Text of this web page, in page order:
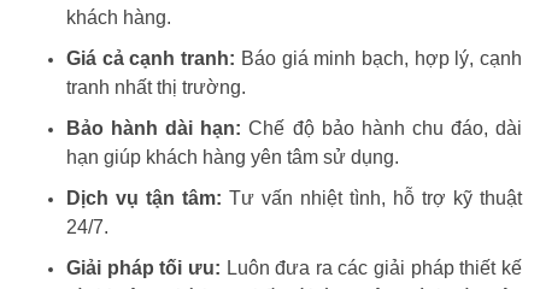
khách hàng.
Giá cả cạnh tranh: Báo giá minh bạch, hợp lý, cạnh
tranh nhất thị trường.
Bảo hành dài hạn: Chế độ bảo hành chu đáo, dài
hạn giúp khách hàng yên tâm sử dụng.
Dịch vụ tận tâm: Tư vấn nhiệt tình, hỗ trợ kỹ thuật
24/7.
Giải pháp tối ưu: Luôn đưa ra các giải pháp thiết kế